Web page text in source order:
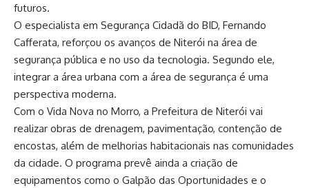
futuros.
O especialista em Segurança Cidadã do BID, Fernando
Cafferata, reforçou os avanços de Niterói na área de
segurança pública e no uso da tecnologia. Segundo ele,
integrar a área urbana com a área de segurança é uma
perspectiva moderna.
Com o Vida Nova no Morro, a Prefeitura de Niterói vai
realizar obras de drenagem, pavimentação, contenção de
encostas, além de melhorias habitacionais nas comunidades
da cidade. O programa prevê ainda a criação de
equipamentos como o Galpão das Oportunidades e o